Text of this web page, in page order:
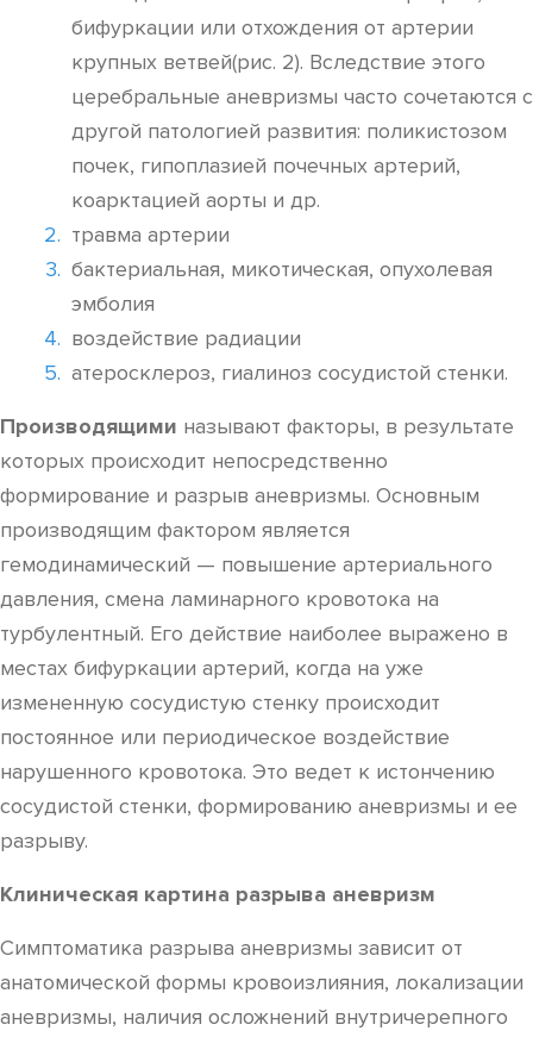
бифуркации или отхождения от артерии
крупных ветвей(рис. 2). Вследствие этого
церебральные аневризмы часто сочетаются с
другой патологией развития: поликистозом
почек, гипоплазией почечных артерий,
коарктацией аорты и др.
травма артерии
бактериальная, микотическая, опухолевая
эмболия
воздействие радиации
атеросклероз, гиалиноз сосудистой стенки.
Производящими называют факторы, в результате
которых происходит непосредственно
формирование и разрыв аневризмы. Основным
производящим фактором является
гемодинамический — повышение артериального
давления, смена ламинарного кровотока на
турбулентный. Его действие наиболее выражено в
местах бифуркации артерий, когда на уже
измененную сосудистую стенку происходит
постоянное или периодическое воздействие
нарушенного кровотока. Это ведет к истончению
сосудистой стенки, формированию аневризмы и ее
разрыву.
Клиническая картина разрыва аневризм
Симптоматика разрыва аневризмы зависит от
анатомической формы кровоизлияния, локализации
аневризмы, наличия осложнений внутричерепного